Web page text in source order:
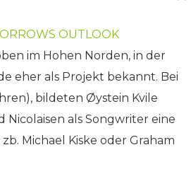
OUTLOOK
im Hohen Norden, in der
eher als Projekt bekannt. Bei
bildeten Øystein Kvile
als Songwriter eine
Michael Kiske oder Graham